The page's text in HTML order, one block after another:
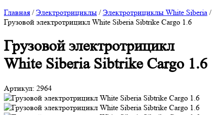
Главная /Электротрициклы /Электротрициклы White Siberia /
Грузовой электротрицикл White Siberia Sibtrike Cargo 1.6
Грузовой электротрицикл
White Siberia Sibtrike Cargo 1.6
Артикул: 2964